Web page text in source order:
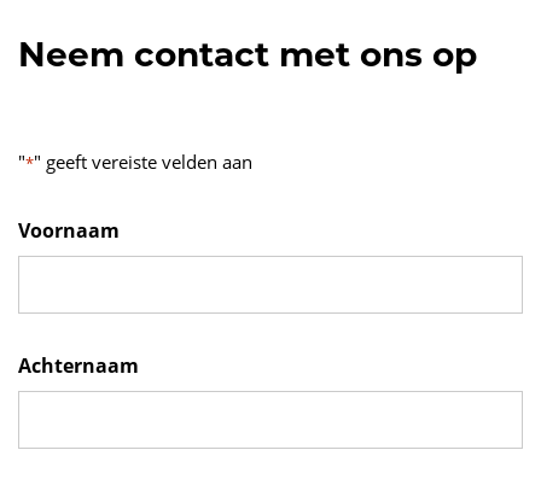
Neem contact met ons op
"*" geeft vereiste velden aan
Voornaam
Achternaam